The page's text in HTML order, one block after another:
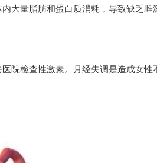
大量脂肪和蛋白质消耗，导致缺乏雌
院检查性激素。月经失调是造成女性